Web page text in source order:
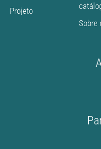
Projeto
Sobre